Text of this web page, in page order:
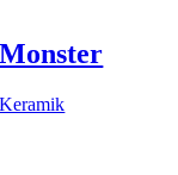
Monster
Keramik